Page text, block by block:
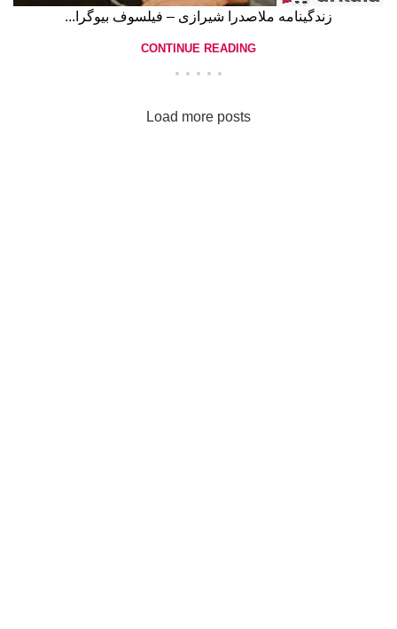
زندگینامه ملاصدرا شیرازی – فیلسوف بیوگرا...
CONTINUE READING
Load more posts